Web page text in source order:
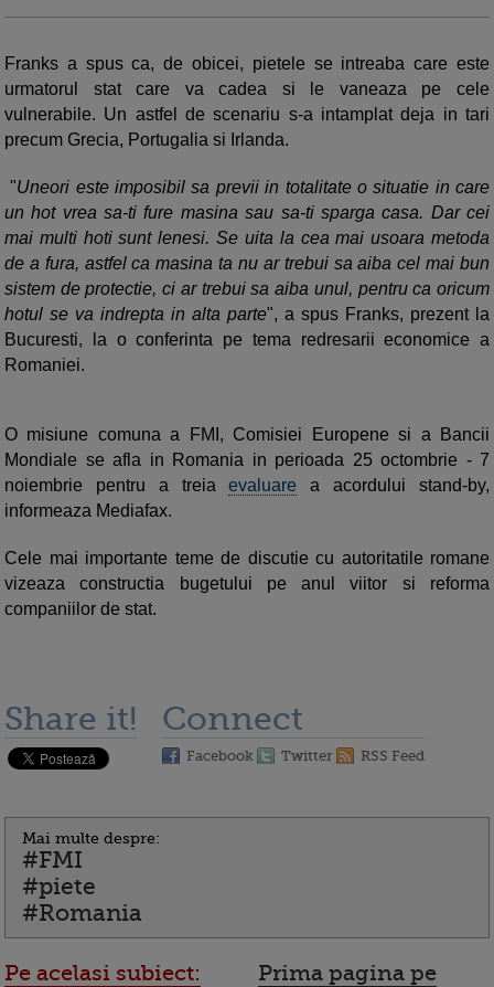
Franks a spus ca, de obicei, pietele se intreaba care este
urmatorul stat care va cadea si le vaneaza pe cele
vulnerabile. Un astfel de scenariu s-a intamplat deja in tari
precum Grecia, Portugalia si Irlanda.
"Uneori este imposibil sa previi in totalitate o situatie in care
un hot vrea sa-ti fure masina sau sa-ti sparga casa. Dar cei
mai multi hoti sunt lenesi. Se uita la cea mai usoara metoda
de a fura, astfel ca masina ta nu ar trebui sa aiba cel mai bun
sistem de protectie, ci ar trebui sa aiba unul, pentru ca oricum
hotul se va indrepta in alta parte", a spus Franks, prezent la
Bucuresti, la o conferinta pe tema redresarii economice a
Romaniei.
O misiune comuna a FMI, Comisiei Europene si a Bancii
Mondiale se afla in Romania in perioada 25 octombrie - 7
noiembrie pentru a treiaevaluare a acordului stand-by,
informeaza Mediafax.
Cele mai importante teme de discutie cu autoritatile romane
vizeaza constructia bugetului pe anul viitor si reforma
companiilor de stat.
Share it! Connect
Facebook Twitter RSS Feed
Mai multe despre:
#FMI
#piete
#Romania
Pe acelasi subiect:
Prima pagina pe